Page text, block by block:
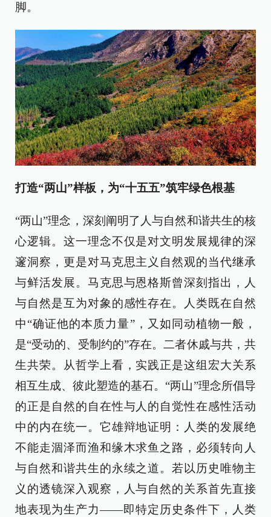
脚。
打造“两山”样板，为“十五五”筑牢绿色根基
“两山”理念，深刻阐明了人与自然和谐共生的核
心逻辑。这一理念不仅是对文明发展规律的深
邃洞察，更是对马克思主义自然观的当代继承
与鲜活发展。马克思与恩格斯曾深刻指出，人
与自然是互为对象的感性存在。人类既在自然
中“确证他的本质力量”，又如同动植物一般，
是“受动的、受制约的”存在。二者休戚与共，共
生共荣。从哲学上看，实践正是这组宏大关系
相互生成、彼此塑造的基石。“两山”理念所倡导
的正是自然的自在性与人的自觉性在感性活动
中的内在统一。它雄辩地证明：人类的发展绝
不能走涸泽而渔和缘木求鱼之路，必须转向人
与自然和谐共生的永续之道。若以历史唯物主
义的透镜深入观察，人与自然的关系首先直接
地表现为生产力——即特定历史条件下，人类